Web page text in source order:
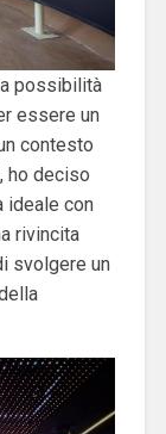
possibilità
essere un
contesto
ho deciso
ideale con
rivincita
svolgere un